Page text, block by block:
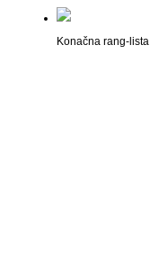
Konačna rang-